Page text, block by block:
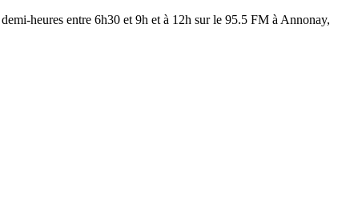
heures entre 6h30 et 9h et à 12h sur le 95.5 FM à Annonay,